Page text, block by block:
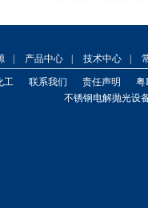
产品中心 技术中心
工 联系我们 责任声明
粤
不锈钢电解抛光设